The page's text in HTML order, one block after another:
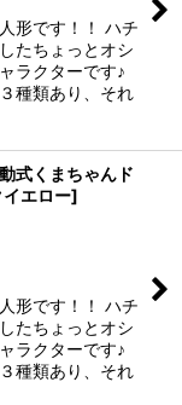
形です！！ ハチ
たちょっとオシ
ラクターです♪
種類あり、それ
式くまちゃんド
イエロー]
形です！！ ハチ
たちょっとオシ
ラクターです♪
種類あり、それ